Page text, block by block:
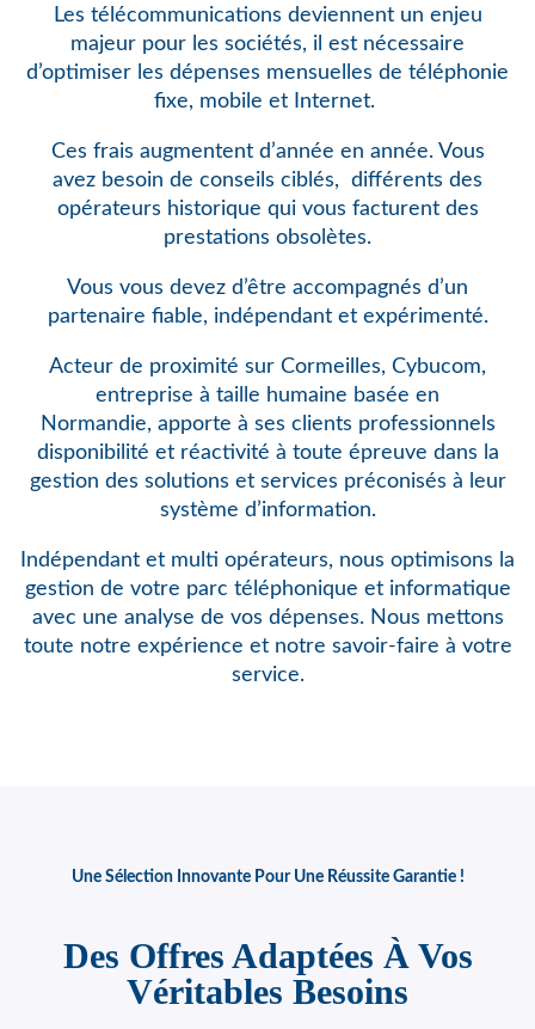
Les télécommunications deviennent un enjeu
majeur pour les sociétés, il est nécessaire
d’optimiser les dépenses mensuelles de téléphonie
fixe, mobile et Internet.
Ces frais augmentent d’année en année. Vous
avez besoin de conseils ciblés,
différents des
opérateurs historique qui vous facturent des
prestations obsolètes.
Vous vous devez d’être accompagnés d’un
partenaire fiable, indépendant et expérimenté.
Acteur de proximité sur Cormeilles, Cybucom,
entreprise à taille humaine basée en
Normandie, apporte à ses clients professionnels
disponibilité et réactivité à toute épreuve dans la
gestion des solutions et services préconisés à leur
système d’information.
Indépendant et multi opérateurs, nous optimisons la
gestion de votre parc téléphonique et informatique
avec une analyse de vos dépenses. Nous mettons
toute notre expérience et notre savoir-faire à votre
service.
Une Sélection Innovante Pour Une Réussite Garantie !
Des Offres Adaptées À Vos
Véritables Besoins